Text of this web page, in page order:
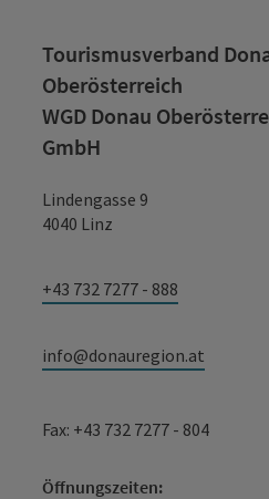
Tourismusverband
Oberösterreich
WGD Donau
GmbH
Lindengasse 9
4040 Linz
+43 732 7277 - 888
info@donauregion.at
Fax: +43 732 7277 - 804
Öffnungszeiten: